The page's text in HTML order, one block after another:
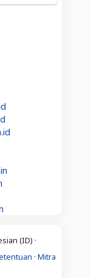
(ID) ·
· Mitra